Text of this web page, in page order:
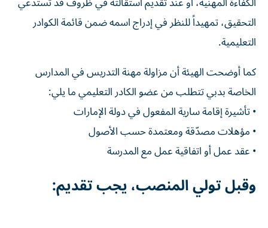
التحقيق، تمهيداً للنظر في إدراج اسمه ضمن قائمة الكوادر
التعليمية.
كما أوضحت الهيئة أن مزاولة مهنة التدريس في المدارس
الخاصة بدبي تتطلب من عضو الكادر التعليمي ما يلي:
• تأشيرة إقامة سارية المفعول في دولة الإمارات
• مؤهلات مصدّقة ومعتمدة حسب الأصول
• عقد عمل أو اتفاقية عمل مع المدرسة
وقبل تولي المنصب، يجب تقديم: